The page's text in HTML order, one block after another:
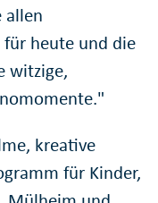
allen
für heute und die
witzige,
kreative
für Kinder,